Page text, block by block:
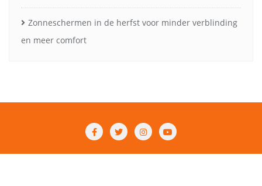
Zonneschermen in de herfst voor minder verblinding
en meer comfort
Fashion Beauty Lifestyle Food
Huis & tuin